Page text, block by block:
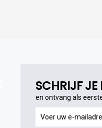
SCHRIJF JE
en ontvang als
ontvang